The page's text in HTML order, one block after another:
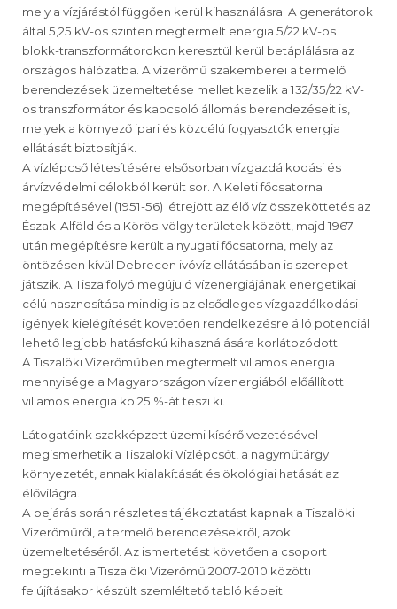
mely a vízjárástól függően kerül kihasználásra. A generátorok
által 5,25 kV-os szinten megtermelt energia 5/22 kV-os
blokk-transzformátorokon keresztül kerül betáplálásra az
országos hálózatba. A vízerőmű szakemberei a termelő
berendezések üzemeltetése mellet kezelik a 132/35/22 kV-
os transzformátor és kapcsoló állomás berendezéseit is,
melyek a környező ipari és közcélú fogyasztók energia
ellátását biztosítják.
A vízlépcső létesítésére elsősorban vízgazdálkodási és
árvízvédelmi célokból került sor. A Keleti főcsatorna
megépítésével (1951-56) létrejött az élő víz összeköttetés az
Észak-Alföld és a Körös-völgy területek között, majd 1967
után megépítésre került a nyugati főcsatorna, mely az
öntözésen kívül Debrecen ivóvíz ellátásában is szerepet
játszik. A Tisza folyó megújuló vízenergiájának energetikai
célú hasznosítása mindig is az elsődleges vízgazdálkodási
igények kielégítését követően rendelkezésre álló potenciál
lehető legjobb hatásfokú kihasználására korlátozódott.
A Tiszalöki Vízerőműben megtermelt villamos energia
mennyisége a Magyarországon vízenergiából előállított
villamos energia kb 25 %-át teszi ki.
Látogatóink szakképzett üzemi kísérő vezetésével
megismerhetik a Tiszalöki Vízlépcsőt, a nagyműtárgy
környezetét, annak kialakítását és ökológiai hatását az
élővilágra.
A bejárás során részletes tájékoztatást kapnak a Tiszalöki
Vízerőműről, a termelő berendezésekről, azok
üzemeltetéséről. Az ismertetést követően a csoport
megtekinti a Tiszalöki Vízerőmű 2007-2010 közötti
felújításakor készült szemléltető tabló képeit.